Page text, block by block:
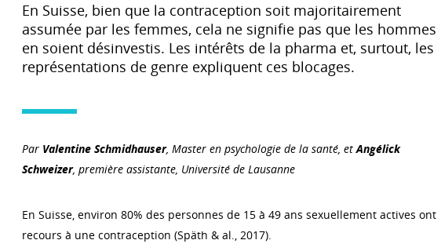
En Suisse, bien que la contraception soit majoritairement
assumée par les femmes, cela ne signifie pas que les hommes
en soient désinvestis. Les intérêts de la pharma et, surtout, les
représentations de genre expliquent ces blocages.
Par Valentine Schmidhauser, Master en psychologie de la santé, etAngélick
Schweizer, première assistante, Université de Lausanne
En Suisse, environ 80% des personnes de 15 à 49 ans sexuellement actives ont
recours à une contraception (Späth & al., 2017).